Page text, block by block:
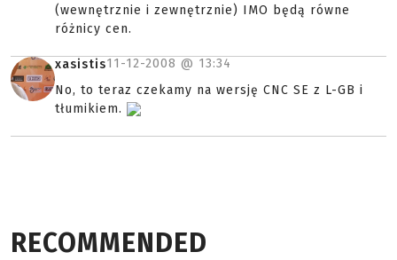
(wewnętrznie i zewnętrznie) IMO będą równe
różnicy cen.
xasistis11-12-2008 @ 13:34
No, to teraz czekamy na wersję CNC SE z L-GB i
tłumikiem.
RECOMMENDED